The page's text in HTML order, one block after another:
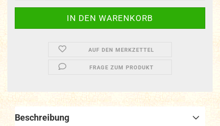
AUF DEN MERKZETTEL
FRAGE ZUM PRODUKT
Beschreibung